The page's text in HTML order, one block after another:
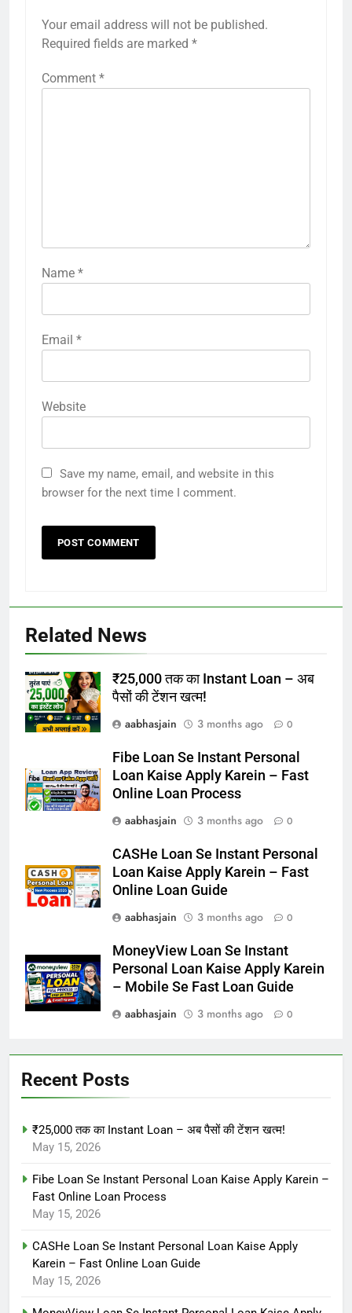
Your email address will not be published.
Required fields are marked *
Comment *
Name *
Email *
Website
Save my name, email, and website in this
browser for the next time I comment.
Related News
₹25,000 तक का Instant Loan – अब
पैसों की टेंशन खत्म!
aabhasjain
3 months ago 0
Fibe Loan Se Instant Personal
Loan Kaise Apply Karein – Fast
Online Loan Process
aabhasjain
3 months ago 0
CASHe Loan Se Instant Personal
Loan Kaise Apply Karein – Fast
Online Loan Guide
aabhasjain
3 months ago 0
MoneyView Loan Se Instant
Personal Loan Kaise Apply Karein
– Mobile Se Fast Loan Guide
aabhasjain
3 months ago 0
Recent Posts
₹25,000 तक का Instant Loan – अब पैसों की टेंशन खत्म!
May 15, 2026
Fibe Loan Se Instant Personal Loan Kaise Apply Karein –
Fast Online Loan Process
May 15, 2026
CASHe Loan Se Instant Personal Loan Kaise Apply
Karein – Fast Online Loan Guide
May 15, 2026